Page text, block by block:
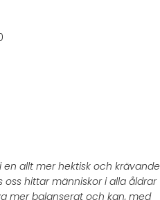
en allt mer hektisk och krävande
oss hittar människor i alla åldrar
mer balanserat och kan, med